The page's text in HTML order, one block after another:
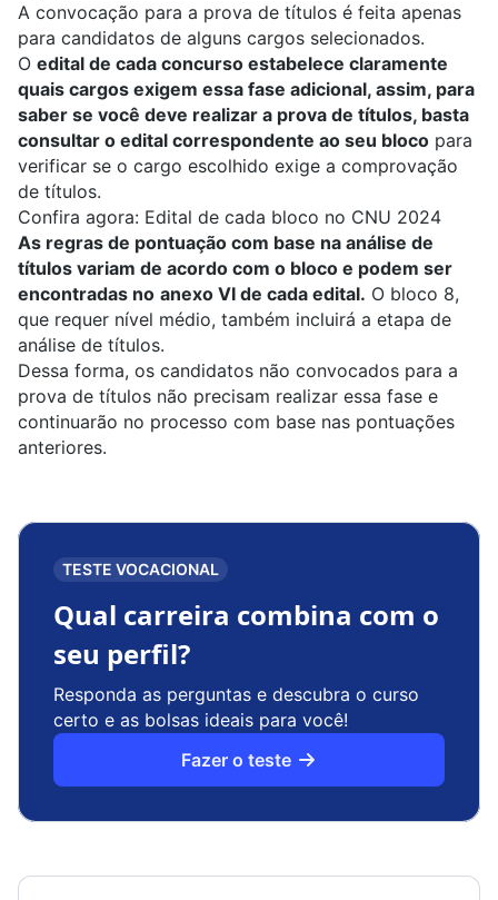
A convocação para a prova de títulos é feita apenas
para candidatos de alguns cargos selecionados.
O edital de cada concurso estabelece claramente
quais cargos exigem essa fase adicional, assim, para
saber se você deve realizar a prova de títulos, basta
consultar o edital correspondente ao seu bloco para
verificar se o cargo escolhido exige a comprovação
de títulos.
Confira agora: Edital de cada bloco no CNU 2024
As regras de pontuação com base na análise de
títulos variam de acordo com o bloco e podem ser
encontradas no anexo VI de cada edital. O bloco 8,
que requer nível médio, também incluirá a etapa de
análise de títulos.
Dessa forma, os candidatos não convocados para a
prova de títulos não precisam realizar essa fase e
continuarão no processo com base nas pontuações
anteriores.
TESTE VOCACIONAL
Qual carreira combina com o
seu perfil?
Responda as perguntas e descubra o curso
certo e as bolsas ideais para você!
Fazer o teste